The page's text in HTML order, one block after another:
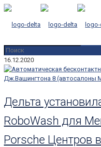
16.12.2020
Дельта
RoboWash для
Porsche Центров